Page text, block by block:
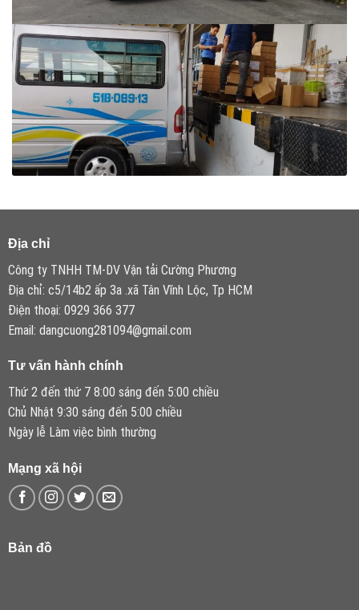
Địa chỉ
Công ty TNHH TM-DV Vận tải Cường Phương
Địa chỉ: c5/14b2 ấp 3a .xã Tân Vĩnh Lộc, Tp HCM
Điện thoại: 0929 366 377
Email: dangcuong281094@gmail.com
Tư vấn hành chính
Thứ 2 đến thứ 7 8:00 sáng đến 5:00 chiều
Chủ Nhật 9:30 sáng đến 5:00 chiều
Ngày lễ Làm việc bình thường
Mạng xã hội
Bản đồ